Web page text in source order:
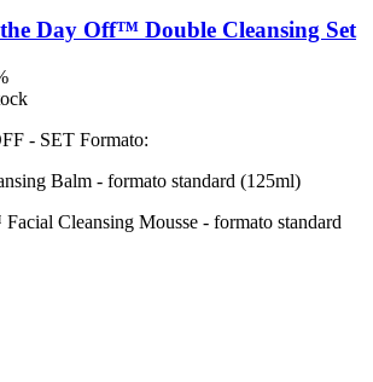
Day Off™ Double Cleansing Set
- SET Formato:
Balm - formato standard (125ml)
Cleansing Mousse - formato standard